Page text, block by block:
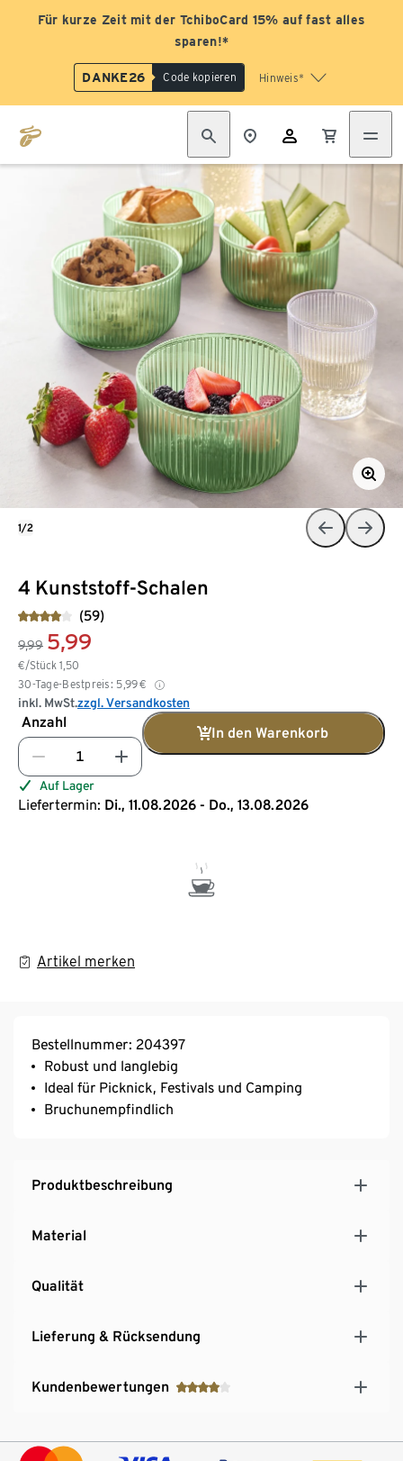
Für kurze Zeit mit der TchiboCard 15% auf fast alles
sparen!*
DANKE26 Code kopieren Hinweis*
4 Kunststoff-Schalen
(59)
9,99 5,99
€/Stück 1,50
30-Tage-Bestpreis: 5,99€
inkl. MwSt.zzgl. Versandkosten
Anzahl
In den Warenkorb
Auf Lager
Liefertermin: Di., 11.08.2026 - Do., 13.08.2026
Artikel merken
1/2
Bestellnummer: 204397
Robust und langlebig
Ideal für Picknick, Festivals und Camping
Bruchunempfindlich
Produktbeschreibung
Material
Qualität
Lieferung & Rücksendung
Kundenbewertungen